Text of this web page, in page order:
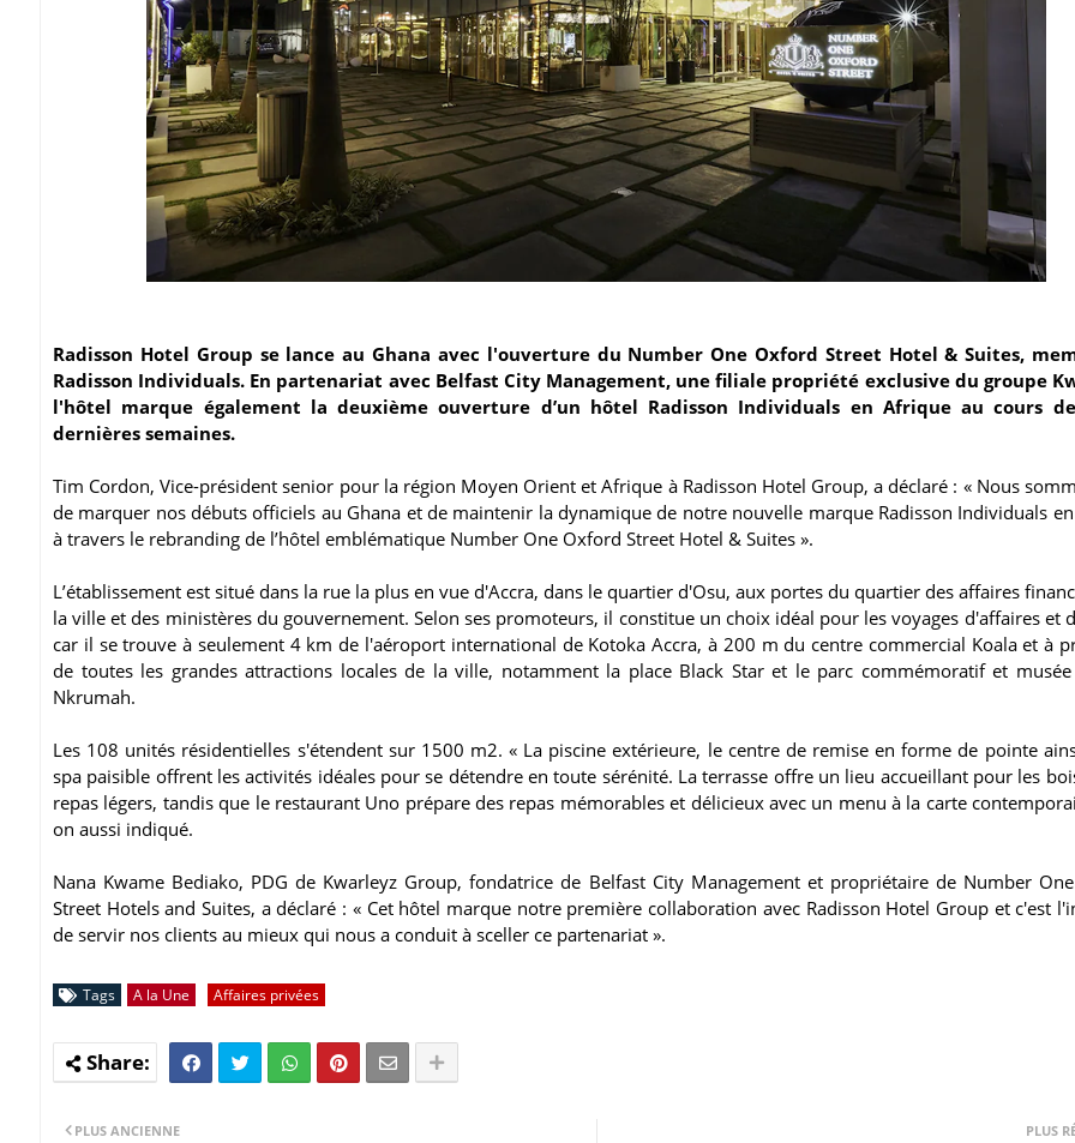
Radisson Hotel Group se lance au Ghana avec l'ouverture du Number One Oxford Street Hotel & Suites,
Radisson Individuals. En partenariat avec Belfast City Management, une filiale propriété exclusive du groupe
l'hôtel marque également la deuxième ouverture d’un hôtel Radisson Individuals en Afrique au cours
dernières semaines.
Tim Cordon, Vice-président senior pour la région Moyen Orient et Afrique à Radisson Hotel Group, a déclaré : « Nous
de marquer nos débuts officiels au Ghana et de maintenir la dynamique de notre nouvelle marque Radisson Individuals
à travers le rebranding de l’hôtel emblématique Number One Oxford Street Hotel & Suites ».
L’établissement est situé dans la rue la plus en vue d'Accra, dans le quartier d'Osu, aux portes du quartier des affaires
la ville et des ministères du gouvernement. Selon ses promoteurs, il constitue un choix idéal pour les voyages d'affaires et
car il se trouve à seulement 4 km de l'aéroport international de Kotoka Accra, à 200 m du centre commercial Koala et à
de toutes les grandes attractions locales de la ville, notamment la place Black Star et le parc commémoratif et musée
Nkrumah.
Les 108 unités résidentielles s'étendent sur 1500 m2. « La piscine extérieure, le centre de remise en forme de pointe
spa paisible offrent les activités idéales pour se détendre en toute sérénité. La terrasse offre un lieu accueillant pour les
repas légers, tandis que le restaurant Uno prépare des repas mémorables et délicieux avec un menu à la carte
on aussi indiqué.
Nana Kwame Bediako, PDG de Kwarleyz Group, fondatrice de Belfast City Management et propriétaire de Number
Street Hotels and Suites, a déclaré : « Cet hôtel marque notre première collaboration avec Radisson Hotel Group et c'est
de servir nos clients au mieux qui nous a conduit à sceller ce partenariat ».
Tags A la Une Affaires privées
PLUS
PLUS ANCIENNE